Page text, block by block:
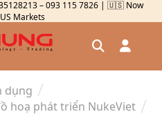
– 093 115 7826 | 🇺🇸 Now
Markets
dụng
hoạ phát triển NukeViet